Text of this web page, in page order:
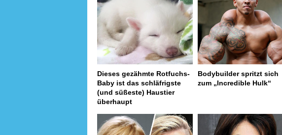
Dieses gezähmte Rotfuchs-
Baby ist das schläfrigste
(und süßeste) Haustier
überhaupt
Bodybuilder spritzt sich
zum „Incredible Hulk“